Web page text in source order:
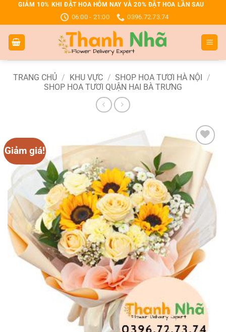
dung
GIẢM 10% KHI ĐẶT HOA HÔM NAY VÀ 20% ĐẶT HOA LẦN SAU
06:00 - 21:00 0396.72.73.74
TRANG CHỦ / KHU VỰC / SHOP HOA TƯƠI HÀ NỘI /
SHOP HOA TƯƠI QUẬN HAI BÀ TRƯNG
Giảm giá!
Add to
wishlist